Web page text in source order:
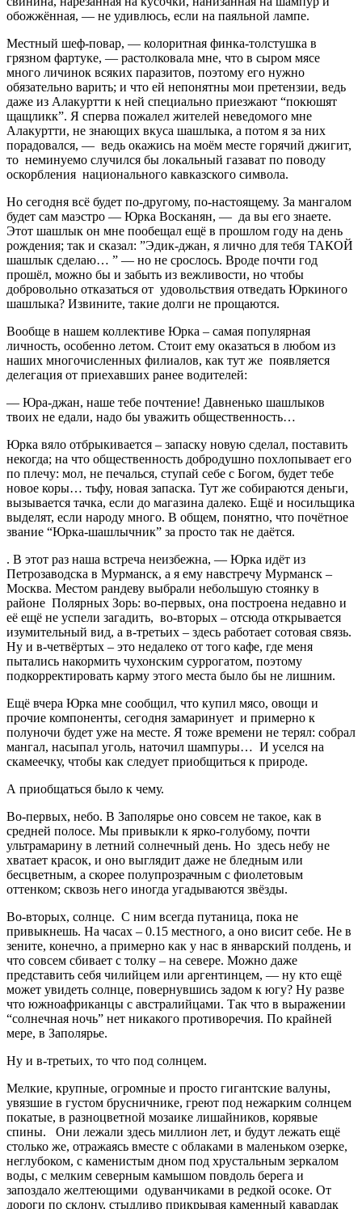
обожжённая, — не удивлюсь, если на паяльной лампе.
Местный шеф-повар, — колоритная финка-толстушка в
грязном фартуке, — растолковала мне, что в сыром мясе
много личинок всяких паразитов, поэтому его нужно
обязательно варить; и что ей непонятны мои претензии, ведь
даже из Алакуртти к ней специально приезжают “покюшят
щащликк”. Я сперва пожалел жителей неведомого мне
Алакуртти, не знающих вкуса шашлыка, а потом я за них
порадовался, — ведь окажись на моём месте горячий джигит,
то неминуемо случился бы локальный газават по поводу
оскорбления национального кавказского символа.
Но сегодня всё будет по-другому, по-настоящему. За мангалом
будет сам маэстро — Юрка Восканян, — да вы его знаете.
Этот шашлык он мне пообещал ещё в прошлом году на день
рождения; так и сказал: ”Эдик-джан, я лично для тебя ТАКОЙ
шашлык сделаю… ” — но не срослось. Вроде почти год
прошёл, можно бы и забыть из вежливости, но чтобы
добровольно отказаться от удовольствия отведать Юркиного
шашлыка? Извините, такие долги не прощаются.
Вообще в нашем коллективе Юрка – самая популярная
личность, особенно летом. Стоит ему оказаться в любом из
наших многочисленных филиалов, как тут же появляется
делегация от приехавших ранее водителей:
— Юра-джан, наше тебе почтение! Давненько шашлыков
твоих не едали, надо бы уважить общественность…
Юрка вяло отбрыкивается – запаску новую сделал, поставить
некогда; на что общественность добродушно похлопывает его
по плечу: мол, не печалься, ступай себе с Богом, будет тебе
новое коры… тьфу, новая запаска. Тут же собираются деньги,
вызывается тачка, если до магазина далеко. Ещё и носильщика
выделят, если народу много. В общем, понятно, что почётное
звание “Юрка-шашлычник” за просто так не даётся.
. В этот раз наша встреча неизбежна, — Юрка идёт из
Петрозаводска в Мурманск, а я ему навстречу Мурманск –
Москва. Местом рандеву выбрали небольшую стоянку в
районе Полярных Зорь: во-первых, она построена недавно и
её ещё не успели загадить, во-вторых – отсюда открывается
изумительный вид, а в-третьих – здесь работает сотовая связь.
Ну и в-четвёртых – это недалеко от того кафе, где меня
пытались накормить чухонским суррогатом, поэтому
подкорректировать карму этого места было бы не лишним.
Ещё вчера Юрка мне сообщил, что купил мясо, овощи и
прочие компоненты, сегодня замаринует и примерно к
полуночи будет уже на месте. Я тоже времени не терял: собрал
мангал, насыпал уголь, наточил шампуры… И уселся на
скамеечку, чтобы как следует приобщиться к природе.
А приобщаться было к чему.
Во-первых, небо. В Заполярье оно совсем не такое, как в
средней полосе. Мы привыкли к ярко-голубому, почти
ультрамарину в летний солнечный день. Но здесь небу не
хватает красок, и оно выглядит даже не бледным или
бесцветным, а скорее полупрозрачным с фиолетовым
оттенком; сквозь него иногда угадываются звёзды.
Во-вторых, солнце. С ним всегда путаница, пока не
привыкнешь. На часах – 0.15 местного, а оно висит себе. Не в
зените, конечно, а примерно как у нас в январский полдень, и
что совсем сбивает с толку – на севере. Можно даже
представить себя чилийцем или аргентинцем, — ну кто ещё
может увидеть солнце, повернувшись задом к югу? Ну разве
что южноафриканцы с австралийцами. Так что в выражении
“солнечная ночь” нет никакого противоречия. По крайней
мере, в Заполярье.
Ну и в-третьих, то что под солнцем.
Мелкие, крупные, огромные и просто гигантские валуны,
увязшие в густом брусничнике, греют под нежарким солнцем
покатые, в разноцветной мозаике лишайников, корявые
спины. Они лежали здесь миллион лет, и будут лежать ещё
столько же, отражаясь вместе с облаками в маленьком озерке,
неглубоком, с каменистым дном под хрустальным зеркалом
воды, с мелким северным камышом повдоль берега и
запоздало желтеющими одуванчиками в редкой осоке. От
дороги по склону, стыдливо прикрывая каменный кавардак